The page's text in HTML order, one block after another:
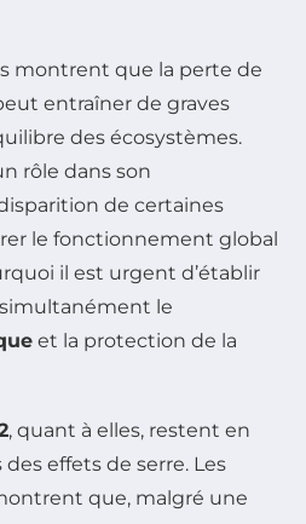
montrent que la perte de
entraîner de graves
des écosystèmes.
rôle dans son
de certaines
le fonctionnement global
il est urgent d’établir
le
et la protection de la
, quant à elles, restent en
effets de serre. Les
que, malgré une